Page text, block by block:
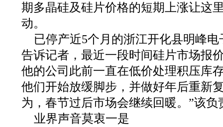
期多晶硅及硅片价格的短期上涨让这
动。
已停产近5个月的浙江开化县明峰
告诉记者，最近一段时间硅片市场报
他的公司此前一直在低价处理积压库
他们开始放缓脚步，并做好年后重新
为，春节过后市场会继续回暖。”该负
业界声音莫衷一是